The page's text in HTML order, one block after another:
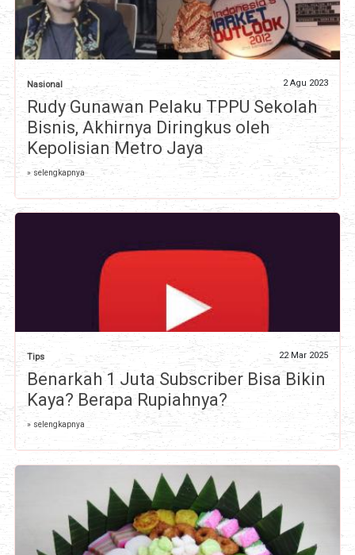
Nasional 2 Agu 2023
Rudy Gunawan Pelaku TPPU Sekolah
Bisnis, Akhirnya Diringkus oleh
Kepolisian Metro Jaya
» selengkapnya
Tips 22 Mar 2025
Benarkah 1 Juta Subscriber Bisa Bikin
Kaya? Berapa Rupiahnya?
» selengkapnya